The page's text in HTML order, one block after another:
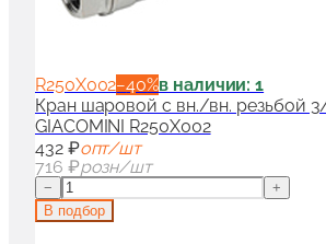
R250X002−40%в наличии: 1
Кран шаровой с вн./вн. резьбой
GIACOMINI R250X002
432 ₽опт/шт
716 ₽розн/шт
−
+
В подбор